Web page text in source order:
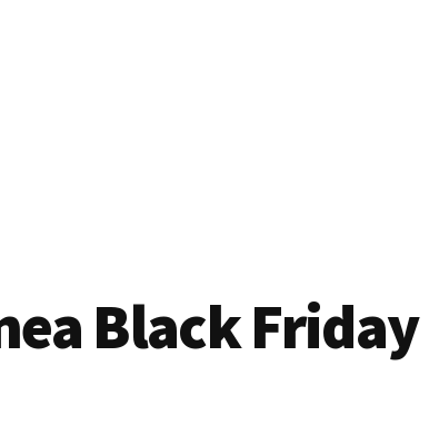
Black Friday